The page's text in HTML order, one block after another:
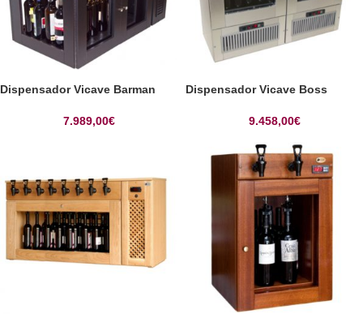
Dispensador Vicave Barman
7.989,00€
Dispensador Vicave Boss
9.458,00€